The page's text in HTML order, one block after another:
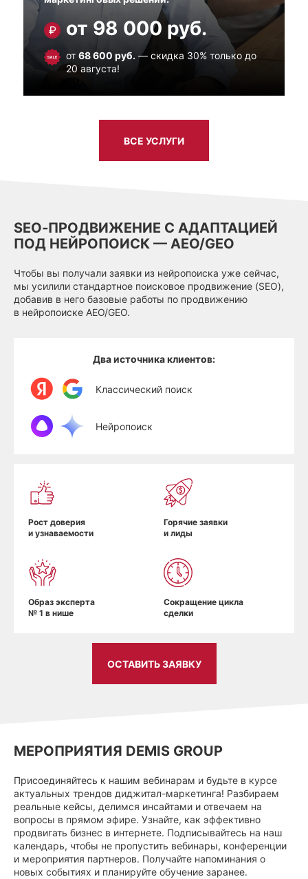
от 98 000 руб.
от 68 600 руб. — скидка 30% только до
20 августа!
ВСЕ УСЛУГИ
SEO‑ПРОДВИЖЕНИЕ С АДАПТАЦИЕЙ
ПОД НЕЙРОПОИСК — AEO/GEO
Чтобы вы получали заявки из нейропоиска уже сейчас,
мы усилили стандартное поисковое продвижение (SEO),
добавив в него базовые работы по продвижению
в нейропоиске AEO/GEO.
Два источника клиентов:
Классический поиск
Нейропоиск
Рост доверия
и узнаваемости
Горячие заявки
и лиды
Образ эксперта
№ 1 в нише
Сокращение цикла
сделки
ОСТАВИТЬ ЗАЯВКУ
МЕРОПРИЯТИЯ DEMIS GROUP
Присоединяйтесь к нашим вебинарам и будьте в курсе
актуальных трендов диджитал-маркетинга! Разбираем
реальные кейсы, делимся инсайтами и отвечаем на
вопросы в прямом эфире. Узнайте, как эффективно
продвигать бизнес в интернете. Подписывайтесь на наш
календарь, чтобы не пропустить вебинары, конференции
и мероприятия партнеров. Получайте напоминания о
новых событиях и планируйте обучение заранее.